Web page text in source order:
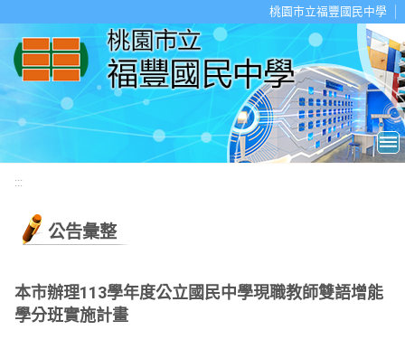
桃園市立福豐國民中學
:::
公告彙整
本市辦理113學年度公立國民中學現職教師雙語增能
學分班實施計畫